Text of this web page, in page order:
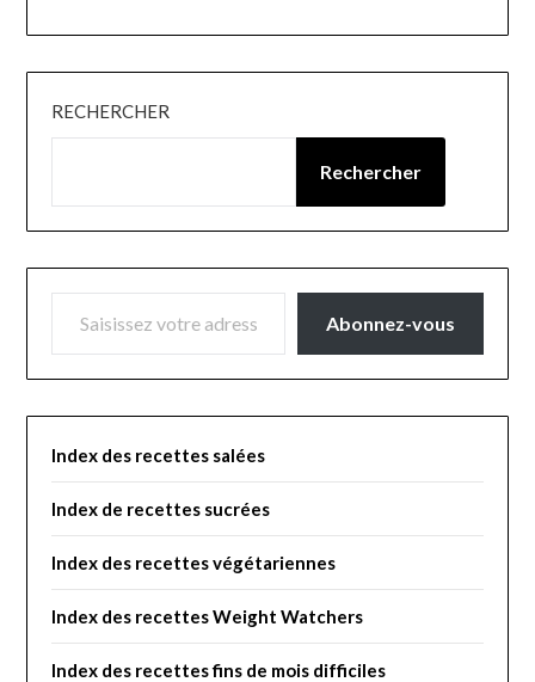
RECHERCHER
Rechercher
SAISISSEZ VOTRE ADRESSE E-MAIL…
Abonnez-vous
Index des recettes salées
Index de recettes sucrées
Index des recettes végétariennes
Index des recettes Weight Watchers
Index des recettes fins de mois difficiles